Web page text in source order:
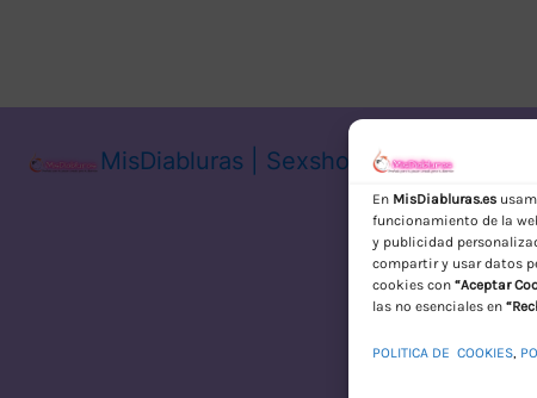
En MisDiabluras.es
funcionamiento de la
y publicidad
compartir y usar datos
cookies con “Aceptar
las no esenciales en
POLITICA DE COOKIES,
MisDiabluras | Sexshop Online con